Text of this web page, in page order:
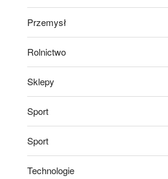
Przemysł
Rolnictwo
Sklepy
Sport
Sport
Technologie